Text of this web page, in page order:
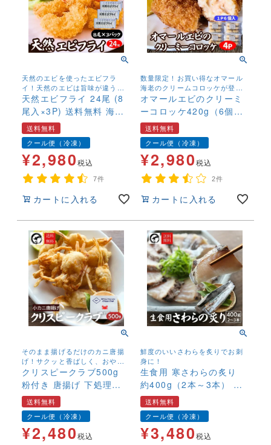
天然のエビを使ったエビフラ
イ！天然のエビは旨味が違う！
ぷりぷりのエビ本来の美味しさ
です！
天然エビフライ 24尾 (8
尾入×3P) 送料無料 海老
フライ えびフライ 冷凍
エビフライ 冷凍 無頭エ
ビフライ 天然 海老 えび
エビ プリプリ 手土産 お
弁当
送料無料
クール便（冷凍）
¥2,980税込
7件
カートに入れる
数量限定！お買い得なオマール
海老のクリームコロッケが登場
しました！お弁当にも最適！
オマールエビのクリーミ
ーコロッケ420g（6個
入）×4パック 冷凍 天然
海老 えび エビ 業務用 手
土産 お弁当
送料無料
クール便（冷凍）
¥2,980税込
2件
カートに入れる
そのまま揚げるだけのカニ唐揚
げ！サクッと香ばしく、おやつ
にも酒の肴にも最適です！
クリスピークラブ500g
粉付き 唐揚げ 下処理い
らず 業務用 かに カニ 蟹
送料無料
送料無料
クール便（冷凍）
¥2,480税込
鮮度のいいさわらを炙りでお刺
身に！
生食用 寒さわらの炙り
約400g（2本～3本） 送
料無料 鰆 サワラ あぶり
お刺身 海鮮 冷凍
送料無料
クール便（冷凍）
¥3,480税込